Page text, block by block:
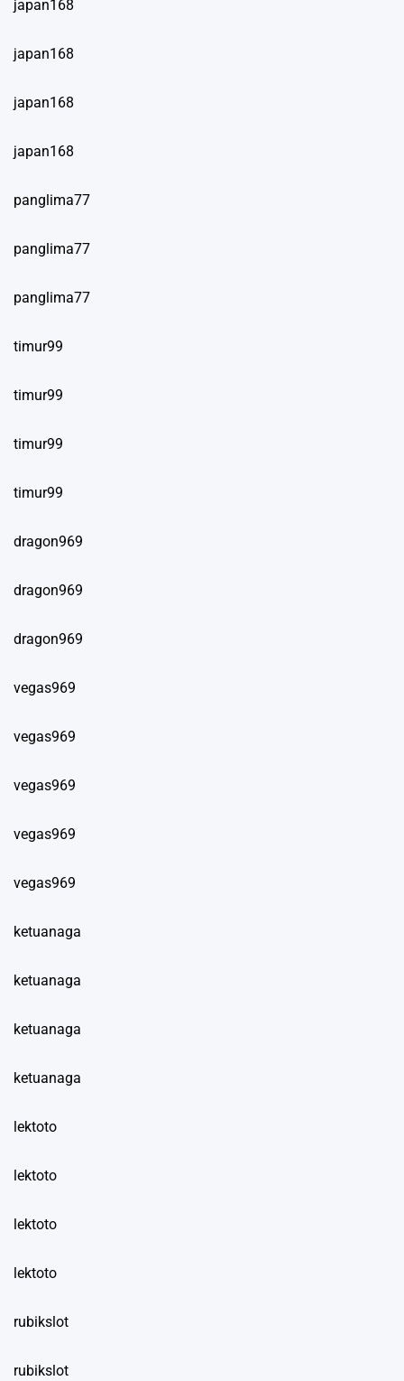
japan168
japan168
japan168
japan168
panglima77
panglima77
panglima77
timur99
timur99
timur99
timur99
dragon969
dragon969
dragon969
vegas969
vegas969
vegas969
vegas969
vegas969
ketuanaga
ketuanaga
ketuanaga
ketuanaga
lektoto
lektoto
lektoto
lektoto
rubikslot
rubikslot